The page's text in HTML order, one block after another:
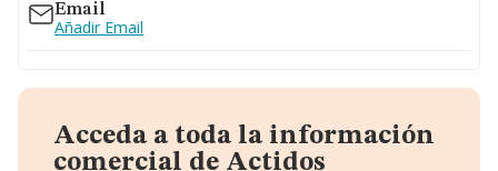
Email
Añadir Email
Acceda a toda la información
comercial de Actidos